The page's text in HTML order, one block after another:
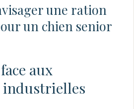
une ration
un chien senior
aux
industrielles